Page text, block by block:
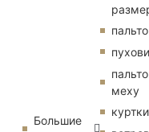
Большие
пальто
меху
куртки